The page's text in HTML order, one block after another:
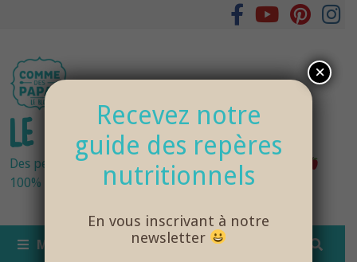
LE BLOG DES PAPAS
Des petits pots bébés fraîchement cuisinés
100% bio et de saison… et cela change tout !
MENU
Recevez notre
guide des repères
nutritionnels
En vous inscrivant à notre
newsletter
×